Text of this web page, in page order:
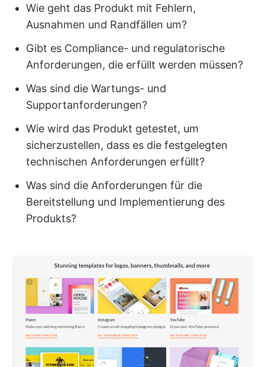
Wie geht das Produkt mit Fehlern,
Ausnahmen und Randfällen um?
Gibt es Compliance- und regulatorische
Anforderungen, die erfüllt werden müssen?
Was sind die Wartungs- und
Supportanforderungen?
Wie wird das Produkt getestet, um
sicherzustellen, dass es die festgelegten
technischen Anforderungen erfüllt?
Was sind die Anforderungen für die
Bereitstellung und Implementierung des
Produkts?